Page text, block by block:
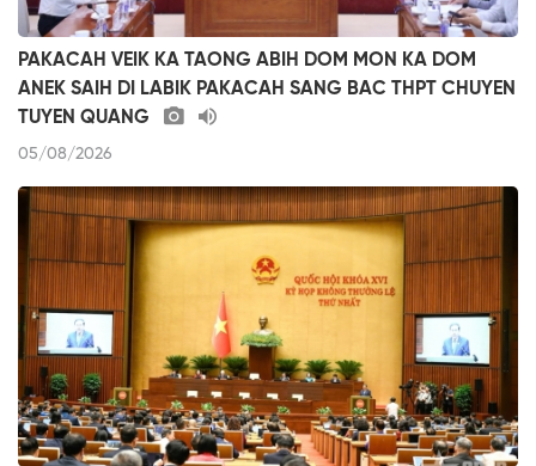
PAKACAH VEIK KA TAONG ABIH DOM MON KA DOM
ANEK SAIH DI LABIK PAKACAH SANG BAC THPT CHUYEN
TUYEN QUANG
05/08/2026